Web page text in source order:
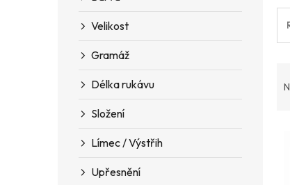
Velikost
Gramáž
Délka rukávu
Složení
Límec / Výstřih
Upřesnění
a